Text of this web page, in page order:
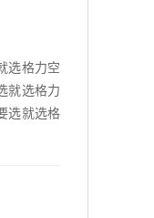
选格力空
就选格力
选就选格